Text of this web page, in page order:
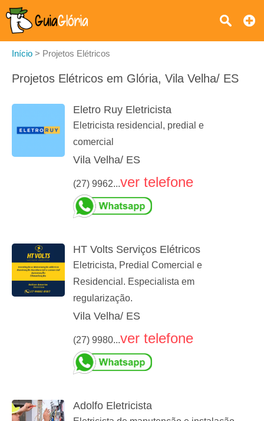
Início > Projetos Elétricos
Projetos Elétricos em Glória, Vila Velha/ ES
Eletro Ruy Eletricista
Eletricista residencial, predial e
comercial
Vila Velha/ ES
(27) 9962...ver telefone
HT Volts Serviços Elétricos
Eletricista, Predial Comercial e
Residencial. Especialista em
regularização.
Vila Velha/ ES
(27) 9980...ver telefone
Adolfo Eletricista